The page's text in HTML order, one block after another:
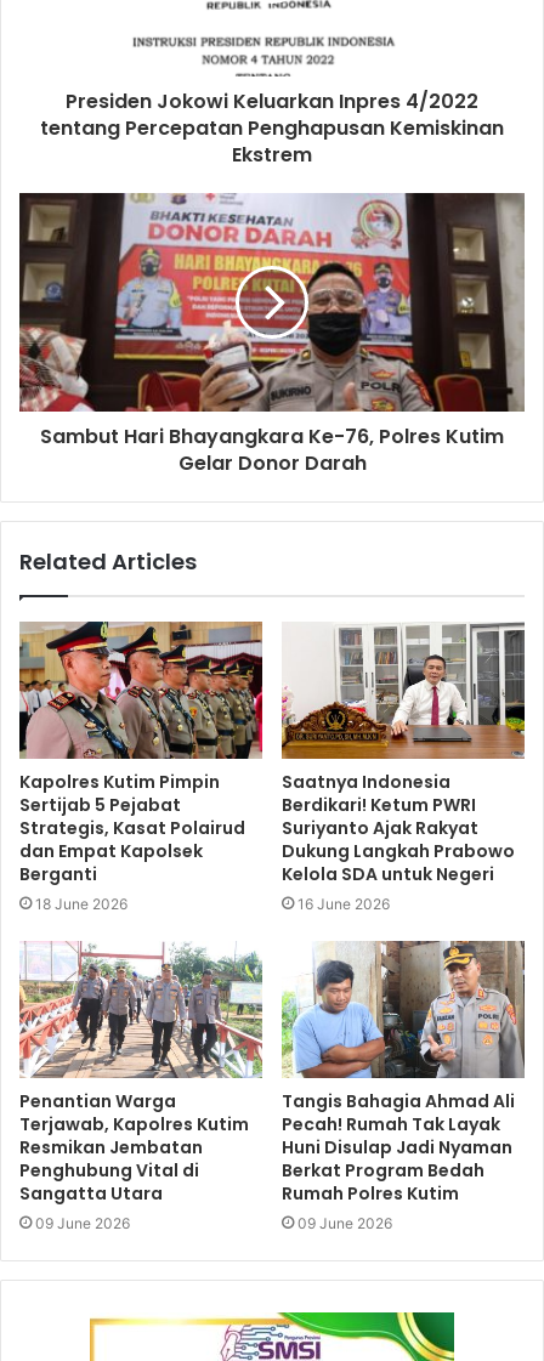
Presiden Jokowi Keluarkan Inpres 4/2022
tentang Percepatan Penghapusan Kemiskinan
Ekstrem
Sambut Hari Bhayangkara Ke-76, Polres Kutim
Gelar Donor Darah
Related Articles
Kapolres Kutim Pimpin
Sertijab 5 Pejabat
Strategis, Kasat Polairud
dan Empat Kapolsek
Berganti
18 June 2026
Saatnya Indonesia
Berdikari! Ketum PWRI
Suriyanto Ajak Rakyat
Dukung Langkah Prabowo
Kelola SDA untuk Negeri
16 June 2026
Penantian Warga
Terjawab, Kapolres Kutim
Resmikan Jembatan
Penghubung Vital di
Sangatta Utara
09 June 2026
Tangis Bahagia Ahmad Ali
Pecah! Rumah Tak Layak
Huni Disulap Jadi Nyaman
Berkat Program Bedah
Rumah Polres Kutim
09 June 2026